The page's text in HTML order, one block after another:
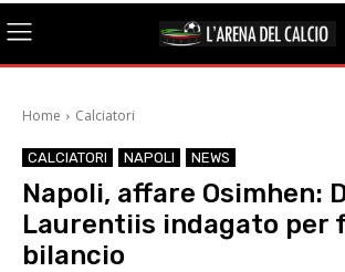
Home Calciatori
CALCIATORI NAPOLI NEWS
Napoli, affare Osimhen:
Laurentiis indagato per
bilancio